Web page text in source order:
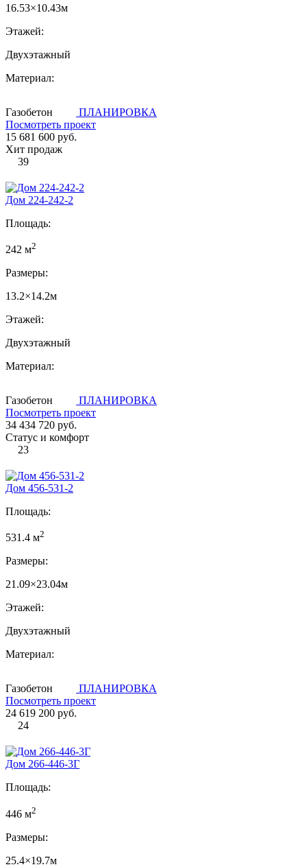
16.53×10.43м
Этажей:
Двухэтажный
Материал:
Газобетон
ПЛАНИРОВКА
Посмотреть проект
15 681 600 руб.
Хит продаж
39
Дом 224-242-2
Площадь:
242 м2
Размеры:
13.2×14.2м
Этажей:
Двухэтажный
Материал:
Газобетон
ПЛАНИРОВКА
Посмотреть проект
34 434 720 руб.
Статус и комфорт
23
Дом 456-531-2
Площадь:
531.4 м2
Размеры:
21.09×23.04м
Этажей:
Двухэтажный
Материал:
Газобетон
ПЛАНИРОВКА
Посмотреть проект
24 619 200 руб.
24
Дом 266-446-3Г
Площадь:
446 м2
Размеры:
25.4×19.7м